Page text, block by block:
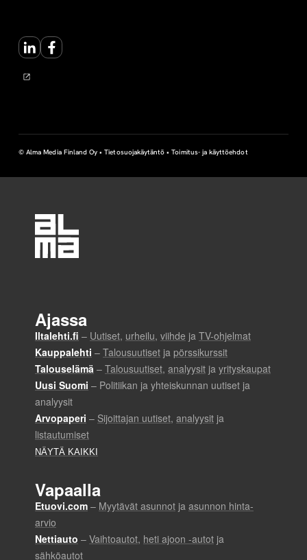
LinkedInFacebook
© Alma Media Finland Oy •Tietosuojakäytäntö •Toimitus- ja käyttöehdot